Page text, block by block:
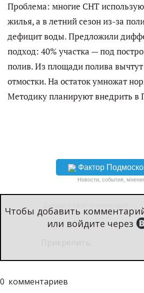
Проблема: многие СНТ
жилья, а в летний сезон из-за
дефицит воды. Предложили
подход: 40% участка — под
полив. Из площади полива
отмостки. На остаток умножат
Методику планируют внедрить в
Фактор
Новости, события,
Чтобы добавить
или войдите через
0 комментариев